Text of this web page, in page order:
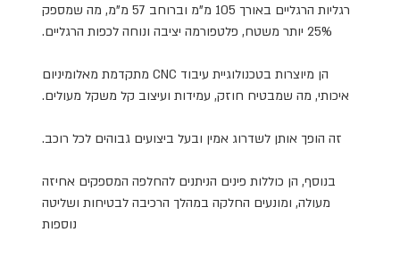
רגליות הרגליים באורך 105 מ"מ וברוחב 57 מ"מ, מה שמספק
25% יותר משטח, פלטפורמה יציבה ונוחה לכפות הרגליים.
הן מיוצרות בטכנולוגיית עיבוד CNC מתקדמת מאלומיניום
איכותי, מה שמבטיח חוזק, עמידות ועיצוב קל משקל מעולים.
זה הופך אותן לשדרוג אמין ובעל ביצועים גבוהים לכל רוכב.
בנוסף, הן כוללות פינים הניתנים להחלפה המספקים אחיזה
מעולה, ומונעים החלקה במהלך הרכיבה לבטיחות ושליטה
נוספות